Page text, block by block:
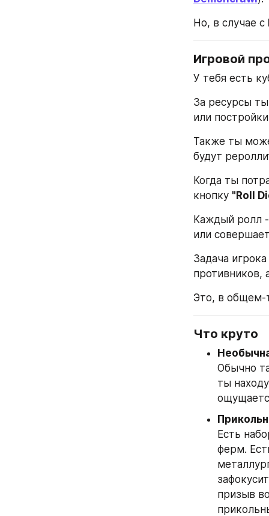
Но, в случае с
Игровой
У тебя есть
За ресурсы
или
Также ты
будут
Когда ты
кнопку "Roll
Каждый ролл
или
Задача
противников,
Это, в общем-
Что круто
Обычно
ты
Есть
ферм.
призыв